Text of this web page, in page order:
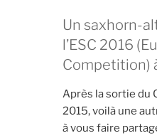
Un saxhorn-
l’ESC 2016
Competition)
Après la sortie du
2015, voilà une
à vous faire